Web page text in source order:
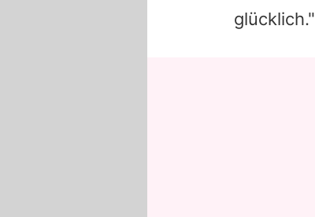
glücklich."